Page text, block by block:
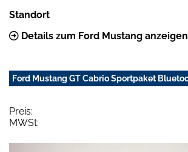
Standort
Details zum Ford Mustang anzeigen
Ford Mustang GT Cabrio Sportpaket
Preis:
MWSt: